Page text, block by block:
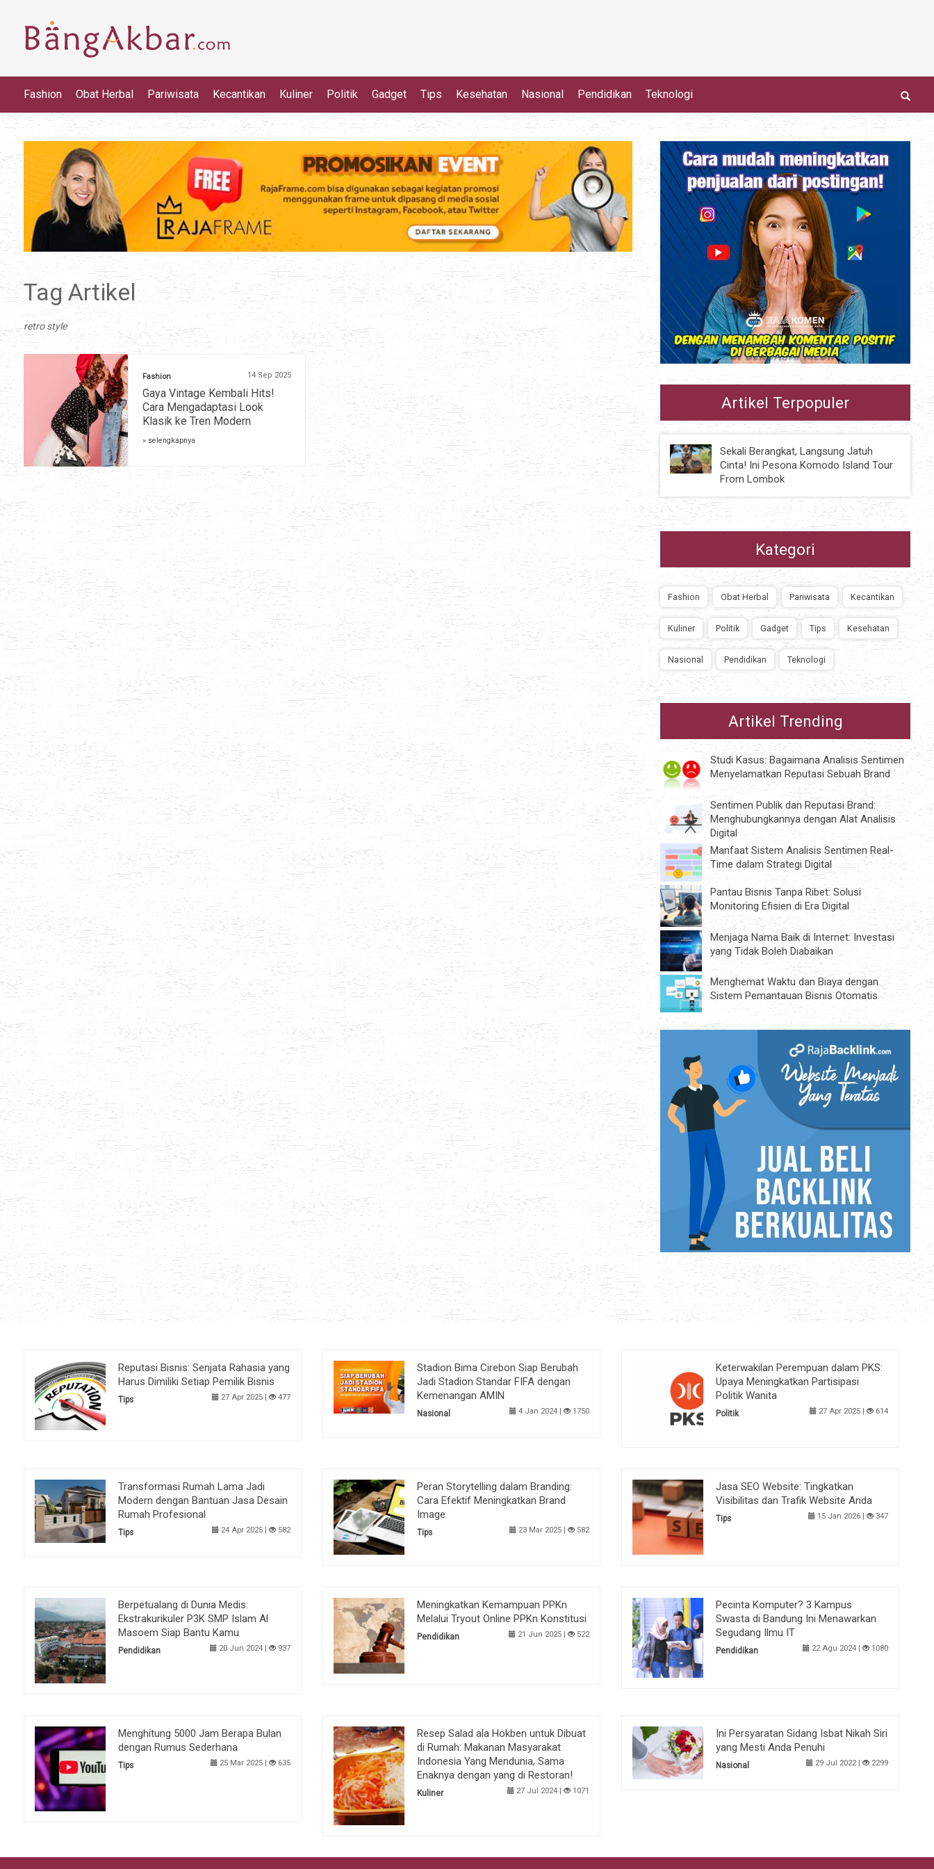
Fashion Obat Herbal Pariwisata Kecantikan Kuliner Politik Gadget Tips Kesehatan Nasional Pendidikan Teknologi
Tag Artikel
retro style
Fashion 14 Sep 2025
Gaya Vintage Kembali Hits!
Cara Mengadaptasi Look
Klasik ke Tren Modern
» selengkapnya
Artikel Terpopuler
Sekali Berangkat, Langsung Jatuh
Cinta! Ini Pesona Komodo Island Tour
From Lombok
Kategori
Fashion Obat Herbal Pariwisata Kecantikan
Kuliner Politik Gadget Tips Kesehatan
Nasional Pendidikan Teknologi
Artikel Trending
Studi Kasus: Bagaimana Analisis Sentimen
Menyelamatkan Reputasi Sebuah Brand
Sentimen Publik dan Reputasi Brand:
Menghubungkannya dengan Alat Analisis
Digital
Manfaat Sistem Analisis Sentimen Real-
Time dalam Strategi Digital
Pantau Bisnis Tanpa Ribet: Solusi
Monitoring Efisien di Era Digital
Menjaga Nama Baik di Internet: Investasi
yang Tidak Boleh Diabaikan
Menghemat Waktu dan Biaya dengan
Sistem Pemantauan Bisnis Otomatis
Reputasi Bisnis: Senjata Rahasia yang
Harus Dimiliki Setiap Pemilik Bisnis
Tips 27 Apr 2025 | 477
Stadion Bima Cirebon Siap Berubah
Jadi Stadion Standar FIFA dengan
Kemenangan AMIN
Nasional 4 Jan 2024 | 1750
Keterwakilan Perempuan dalam PKS:
Upaya Meningkatkan Partisipasi
Politik Wanita
Politik 27 Apr 2025 | 614
Transformasi Rumah Lama Jadi
Modern dengan Bantuan Jasa Desain
Rumah Profesional
Tips 24 Apr 2025 | 582
Peran Storytelling dalam Branding:
Cara Efektif Meningkatkan Brand
Image
Tips 23 Mar 2025 | 582
Jasa SEO Website: Tingkatkan
Visibilitas dan Trafik Website Anda
Tips 15 Jan 2026 | 347
Berpetualang di Dunia Medis:
Ekstrakurikuler P3K SMP Islam Al
Masoem Siap Bantu Kamu
Pendidikan 20 Jun 2024 | 937
Meningkatkan Kemampuan PPKn
Melalui Tryout Online PPKn Konstitusi
Pendidikan 21 Jun 2025 | 522
Pecinta Komputer? 3 Kampus
Swasta di Bandung Ini Menawarkan
Segudang Ilmu IT
Pendidikan 22 Agu 2024 | 1080
Menghitung 5000 Jam Berapa Bulan
dengan Rumus Sederhana
Tips 25 Mar 2025 | 635
Resep Salad ala Hokben untuk Dibuat
di Rumah: Makanan Masyarakat
Indonesia Yang Mendunia, Sama
Enaknya dengan yang di Restoran!
Kuliner 27 Jul 2024 | 1071
Ini Persyaratan Sidang Isbat Nikah Siri
yang Mesti Anda Penuhi
Nasional 29 Jul 2022 | 2299